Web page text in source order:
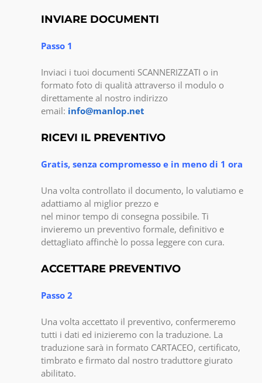
INVIARE DOCUMENTI
Passo 1
Inviaci i tuoi documenti SCANNERIZZATI o in
formato foto di qualità attraverso il modulo o
direttamente al nostro indirizzo
email: info@manlop.net
RICEVI IL PREVENTIVO
Gratis, senza compromesso e in meno di 1 ora
Una volta controllato il documento, lo valutiamo e
adattiamo al miglior prezzo e
nel minor tempo di consegna possibile. Ti
invieremo un preventivo formale, definitivo e
dettagliato affinchè lo possa leggere con cura.
ACCETTARE PREVENTIVO
Passo 2
Una volta accettato il preventivo, confermeremo
tutti i dati ed inizieremo con la traduzione. La
traduzione sarà in formato CARTACEO, certificato,
timbrato e firmato dal nostro traduttore giurato
abilitato.